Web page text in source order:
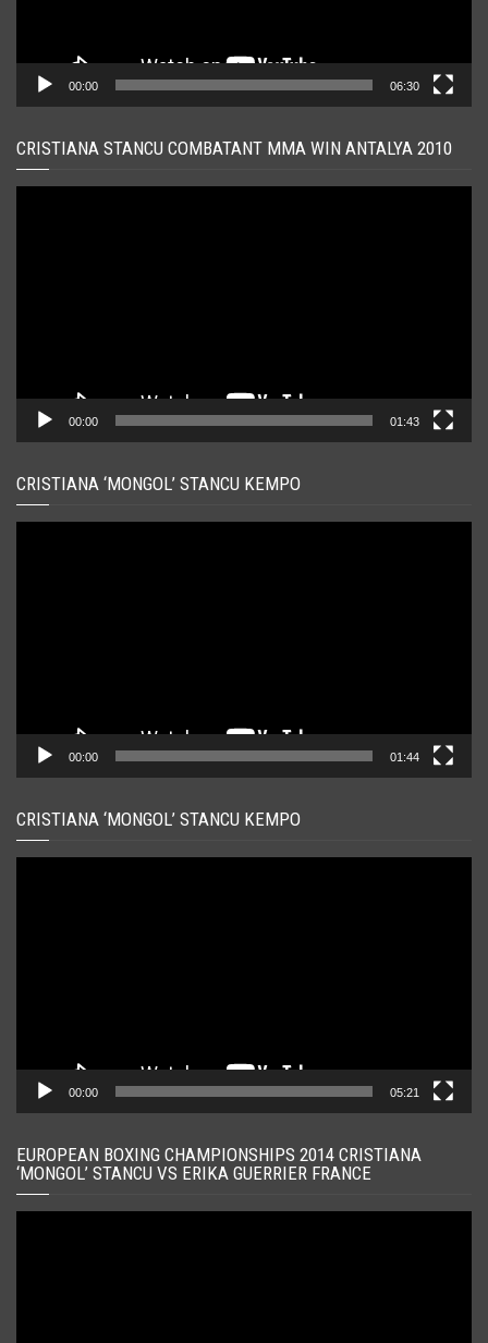
00:00 06:30
CRISTIANA STANCU COMBATANT MMA WIN ANTALYA 2010
00:00 01:43
CRISTIANA ‘MONGOL’ STANCU KEMPO
00:00 01:44
CRISTIANA ‘MONGOL’ STANCU KEMPO
00:00 05:21
EUROPEAN BOXING CHAMPIONSHIPS 2014 CRISTIANA
‘MONGOL’ STANCU VS ERIKA GUERRIER FRANCE